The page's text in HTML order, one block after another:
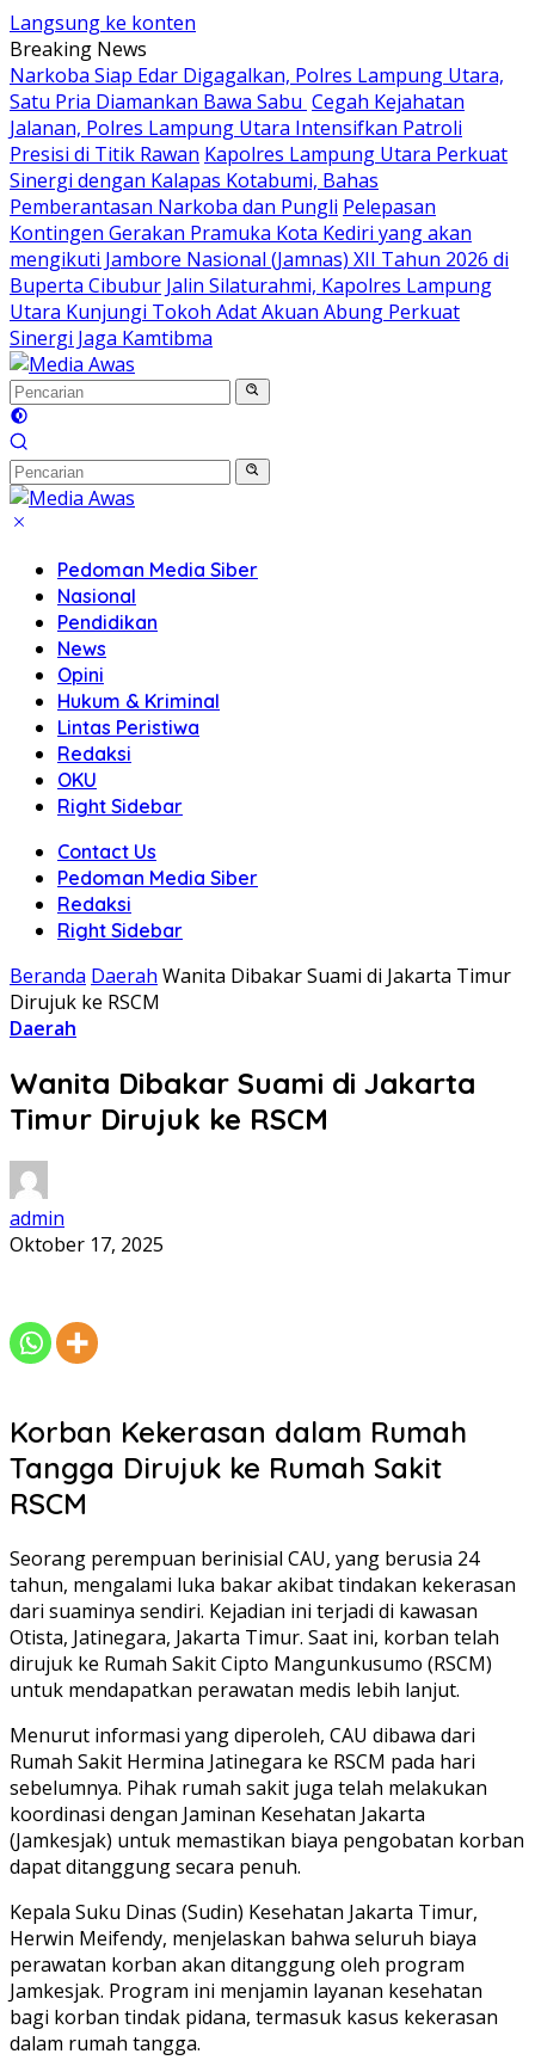
Langsung ke konten
Breaking News
Narkoba Siap Edar Digagalkan, Polres Lampung Utara,
Satu Pria Diamankan Bawa Sabu Cegah Kejahatan
Jalanan, Polres Lampung Utara Intensifkan Patroli
Presisi di Titik Rawan Kapolres Lampung Utara Perkuat
Sinergi dengan Kalapas Kotabumi, Bahas
Pemberantasan Narkoba dan Pungli Pelepasan
Kontingen Gerakan Pramuka Kota Kediri yang akan
mengikuti Jambore Nasional (Jamnas) XII Tahun 2026 di
Buperta Cibubur Jalin Silaturahmi, Kapolres Lampung
Utara Kunjungi Tokoh Adat Akuan Abung Perkuat
Sinergi Jaga Kamtibma
Pedoman Media Siber
Nasional
Pendidikan
News
Opini
Hukum & Kriminal
Lintas Peristiwa
Redaksi
OKU
Right Sidebar
Contact Us
Pedoman Media Siber
Redaksi
Right Sidebar
Beranda Daerah Wanita Dibakar Suami di Jakarta Timur
Dirujuk ke RSCM
Daerah
Wanita Dibakar Suami di Jakarta
Timur Dirujuk ke RSCM
admin
Oktober 17, 2025
Korban Kekerasan dalam Rumah
Tangga Dirujuk ke Rumah Sakit
RSCM
Seorang perempuan berinisial CAU, yang berusia 24
tahun, mengalami luka bakar akibat tindakan kekerasan
dari suaminya sendiri. Kejadian ini terjadi di kawasan
Otista, Jatinegara, Jakarta Timur. Saat ini, korban telah
dirujuk ke Rumah Sakit Cipto Mangunkusumo (RSCM)
untuk mendapatkan perawatan medis lebih lanjut.
Menurut informasi yang diperoleh, CAU dibawa dari
Rumah Sakit Hermina Jatinegara ke RSCM pada hari
sebelumnya. Pihak rumah sakit juga telah melakukan
koordinasi dengan Jaminan Kesehatan Jakarta
(Jamkesjak) untuk memastikan biaya pengobatan korban
dapat ditanggung secara penuh.
Kepala Suku Dinas (Sudin) Kesehatan Jakarta Timur,
Herwin Meifendy, menjelaskan bahwa seluruh biaya
perawatan korban akan ditanggung oleh program
Jamkesjak. Program ini menjamin layanan kesehatan
bagi korban tindak pidana, termasuk kasus kekerasan
dalam rumah tangga.